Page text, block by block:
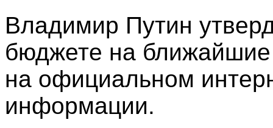
Владимир Путин
бюджете на ближайшие
на официальном
информации.